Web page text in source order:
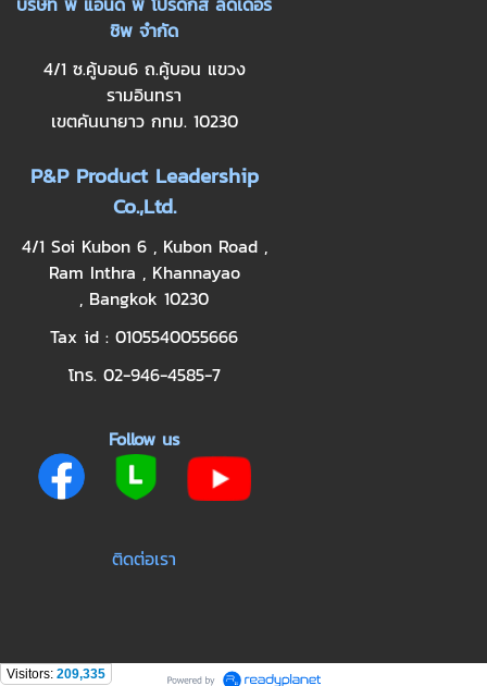
ชิพ จำกัด
4/1 ซ.คู้บอน6 ถ.คู้บอน แขวง
รามอินทรา
เขตคันนายาว กทม. 10230
P&P Product Leadership
Co.,Ltd.
4/1 Soi Kubon 6 , Kubon Road ,
Ram Inthra , Khannayao
, Bangkok 10230
Tax id : 0105540055666
โทร. 02-946-4585-7
Follow us
ติดต่อเรา
Visitors: 209,335